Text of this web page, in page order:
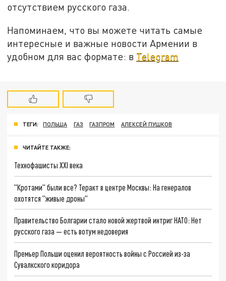
отсутствием русского газа.
Напоминаем, что вы можете читать самые
интересные и важные новости Армении в
удобном для вас формате: в Telegram
ТЕГИ: ПОЛЬША ГАЗ ГАЗПРОМ АЛЕКСЕЙ ПУШКОВ
ЧИТАЙТЕ ТАКЖЕ:
Технофашисты XXI века
"Кротами" были все? Теракт в центре Москвы: На генералов
охотятся "живые дроны"
Правительство Болгарии стало новой жертвой интриг НАТО: Нет
русского газа — есть вотум недоверия
Премьер Польши оценил вероятность войны с Россией из-за
Сувалкского коридора